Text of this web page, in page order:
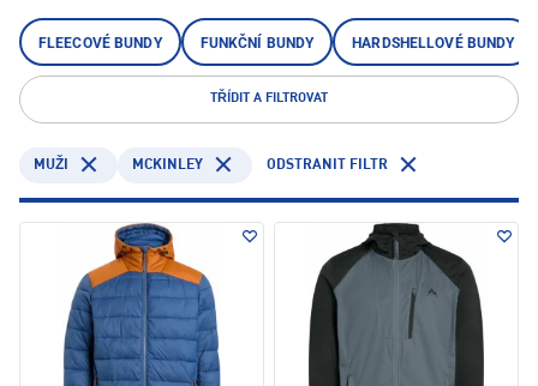
FLEECOVÉ BUNDY FUNKČNÍ BUNDY HARDSHELLOVÉ BUNDY
TŘÍDIT A FILTROVAT
MUŽI MCKINLEY ODSTRANIT FILTR